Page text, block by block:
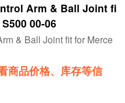
Arm & Ball Joint fi
00-06
& Ball Joint fit for Merce
商品价格、库存等信